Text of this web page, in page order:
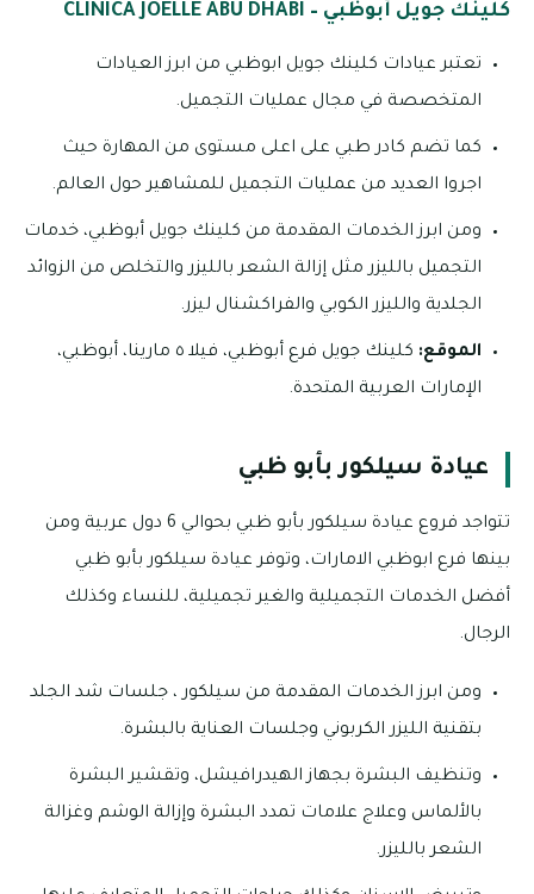
كلينك جويل أبوظبي – CLINICA JOELLE ABU DHABI
تعتبر عيادات كلينك جويل ابوظبي من ابرز العيادات
المتخصصة في مجال عمليات التجميل.
كما تضم كادر طبي على اعلى مستوى من المهارة حيث
اجروا العديد من عمليات التجميل للمشاهير حول العالم.
ومن ابرز الخدمات المقدمة من كلينك جويل أبوظبي، خدمات
التجميل بالليزر مثل إزالة الشعر بالليزر والتخلص من الزوائد
الجلدية والليزر الكوبي والفراكشنال ليزر.
الموقع:
كلينك جويل فرع أبوظبي، فيلا ٥ مارينا، أبوظبي،
الإمارات العربية المتحدة.
عيادة سيلكور بأبو ظبي
تتواجد فروع عيادة سيلكور بأبو ظبي بحوالي 6 دول عربية ومن
بينها فرع ابوظبي الامارات، وتوفر عيادة سيلكور بأبو ظبي
أفضل الخدمات التجميلية والغير تجميلية، للنساء وكذلك
الرجال.
ومن ابرز الخدمات المقدمة من سيلكور ، جلسات شد الجلد
بتقنية الليزر الكربوني وجلسات العناية بالبشرة.
وتنظيف البشرة بجهاز الهيدرافيشل، وتقشير البشرة
بالألماس وعلاج علامات تمدد البشرة وإزالة الوشم وغزالة
الشعر بالليزر.